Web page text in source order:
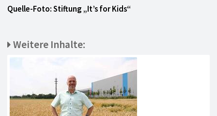
Quelle-Foto: Stiftung „It’s for Kids“
Weitere Inhalte: